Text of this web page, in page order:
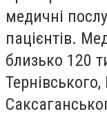
медичні
пацієнтів.
близько 120